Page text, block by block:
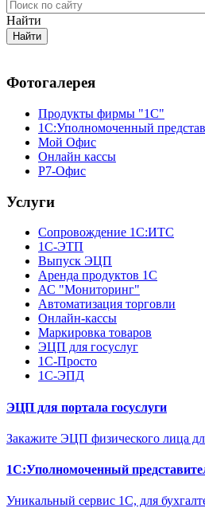
Найти
Фотогалерея
Продукты фирмы "1С"
1С:Уполномоченный
Мой Офис
Онлайн кассы
Р7-Офис
Услуги
Сопровождение 1С:ИТС
1С-ЭТП
Выпуск ЭЦП
Аренда продуктов 1С
АС "Мониторинг"
Автоматизация торговли
Онлайн-кассы
Маркировка товаров
ЭЦП для госуслуг
1С-Просто
1С-ЭПД
ЭЦП для портала госуслуги
Закажите ЭЦП физического лица
1С:Уполномоченный
Уникальный сервис 1С, для